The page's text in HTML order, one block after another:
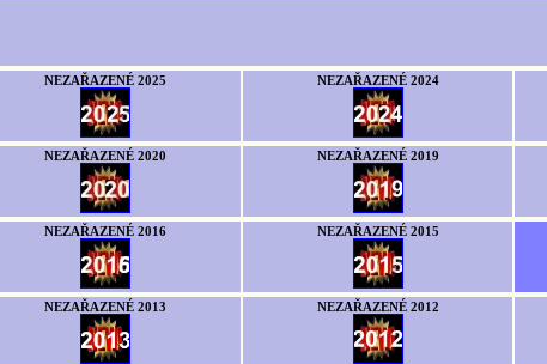
NEZAŘAZENÉ 2025 NEZAŘAZENÉ 2024
NEZAŘAZENÉ 2020 NEZAŘAZENÉ 2019
NEZAŘAZENÉ 2016 NEZAŘAZENÉ 2015
NEZAŘAZENÉ 2013 NEZAŘAZENÉ 2012